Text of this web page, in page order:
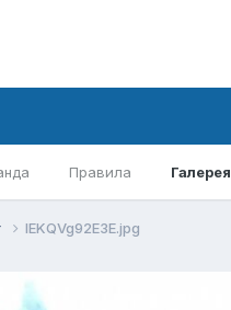
Правила Галерея
lEKQVg92E3E.jpg